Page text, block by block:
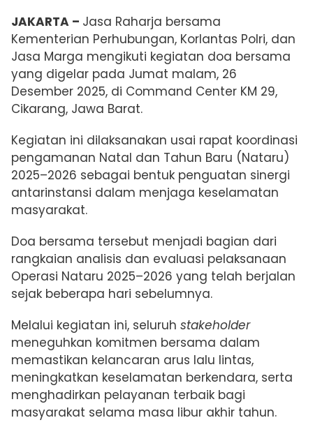
JAKARTA – Jasa Raharja bersama
Kementerian Perhubungan, Korlantas Polri, dan
Jasa Marga mengikuti kegiatan doa bersama
yang digelar pada Jumat malam, 26
Desember 2025, di Command Center KM 29,
Cikarang, Jawa Barat.
Kegiatan ini dilaksanakan usai rapat koordinasi
pengamanan Natal dan Tahun Baru (Nataru)
2025–2026 sebagai bentuk penguatan sinergi
antarinstansi dalam menjaga keselamatan
masyarakat.
Doa bersama tersebut menjadi bagian dari
rangkaian analisis dan evaluasi pelaksanaan
Operasi Nataru 2025–2026 yang telah berjalan
sejak beberapa hari sebelumnya.
Melalui kegiatan ini, seluruh stakeholder
meneguhkan komitmen bersama dalam
memastikan kelancaran arus lalu lintas,
meningkatkan keselamatan berkendara, serta
menghadirkan pelayanan terbaik bagi
masyarakat selama masa libur akhir tahun.